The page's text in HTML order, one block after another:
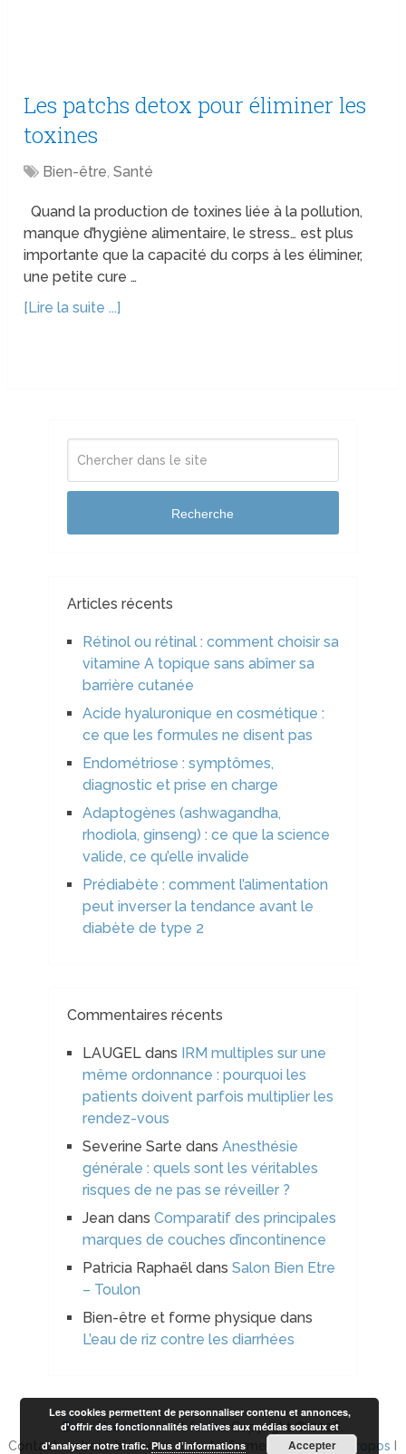
Les patchs detox pour éliminer les
toxines
Bien-être,Santé
Quand la production de toxines liée à la pollution,
manque d’hygiène alimentaire, le stress… est plus
importante que la capacité du corps à les éliminer,
une petite cure …
[Lire la suite ...]
Recherche
Articles récents
Rétinol ou rétinal : comment choisir sa
vitamine A topique sans abîmer sa
barrière cutanée
Acide hyaluronique en cosmétique :
ce que les formules ne disent pas
Endométriose : symptômes,
diagnostic et prise en charge
Adaptogènes (ashwagandha,
rhodiola, ginseng) : ce que la science
valide, ce qu’elle invalide
Prédiabète : comment l’alimentation
peut inverser la tendance avant le
diabète de type 2
Commentaires récents
LAUGELdans
IRM multiples sur une
même ordonnance : pourquoi les
patients doivent parfois multiplier les
rendez-vous
Severine Sarte dans Anesthésie
générale : quels sont les véritables
risques de ne pas se réveiller ?
Jeandans Comparatif des principales
marques de couches d’incontinence
Patricia Raphaëldans Salon Bien Etre
– Toulon
Bien-être et forme physique dans
L’eau de riz contre les diarrhées
Bien-être beauté et formeCopyright © 2026.
Contact arobase bien-etre-beaute-forme.com IPlan à propos
Les cookies permettent de personnaliser contenu et annonces,
d'offrir des fonctionnalités relatives aux médias sociaux et
d'analyser notre trafic.Plus d’informations Accepter